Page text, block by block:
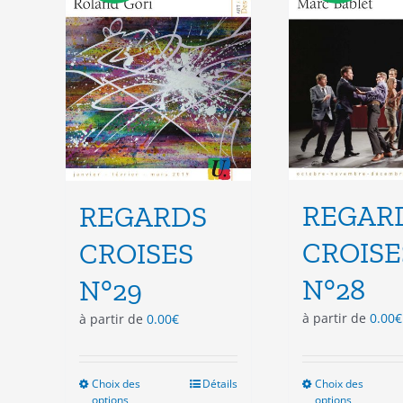
choisies
sur
la
page
du
produit
du
REGARDS
CROISES
N°29
à partir de 0.00€
Choix des
Détails
N°28
à partir de 0.00€
Choix des